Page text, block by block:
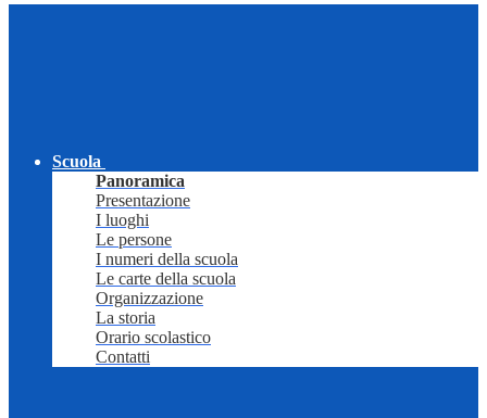
Scuola
Panoramica
Presentazione
I luoghi
Le persone
I numeri della scuola
Le carte della scuola
Organizzazione
La storia
Orario scolastico
Contatti